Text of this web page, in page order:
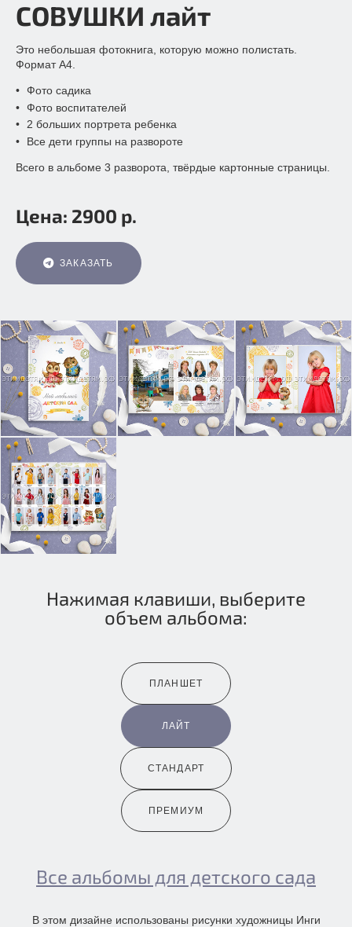
СОВУШКИ лайт
Это небольшая фотокнига, которую можно полистать.
Формат А4.
Фото садика
Фото воспитателей
2 больших портрета ребенка
Все дети группы на развороте
Всего в альбоме 3 разворота, твёрдые картонные страницы.
Цена: 2900 р.
ЗАКАЗАТЬ
Нажимая клавиши, выберите
объем альбома:
ПЛАНШЕТ
ЛАЙТ
СТАНДАРТ
ПРЕМИУМ
Все альбомы для детского сада
В этом дизайне использованы рисунки художницы Инги